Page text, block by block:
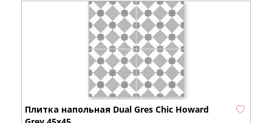
Плитка напольная Dual Gres Chic Howard